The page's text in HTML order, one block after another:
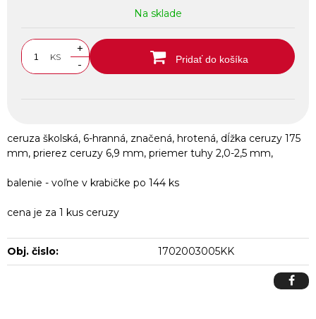
Na sklade
KS
+
-
Pridať do košíka
ceruza školská, 6-hranná, značená, hrotená, dĺžka ceruzy 175
mm, prierez ceruzy 6,9 mm, priemer tuhy 2,0-2,5 mm,
balenie - voľne v krabičke po 144 ks
cena je za 1 kus ceruzy
Obj. čislo: 1702003005KK